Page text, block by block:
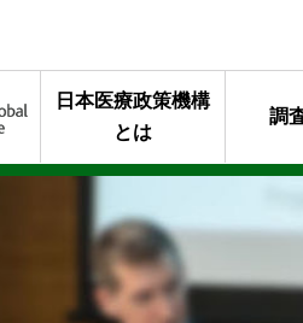
日本医療政策機構
とは
ミッション・行動指針
代表理事メッセージ
終身名誉チェアマンメッセ
組織概要
年報・最近の活動
HGPIを支えるプロフェッ
スタッフの声
HGPIのあゆみ
黒川清賞
調